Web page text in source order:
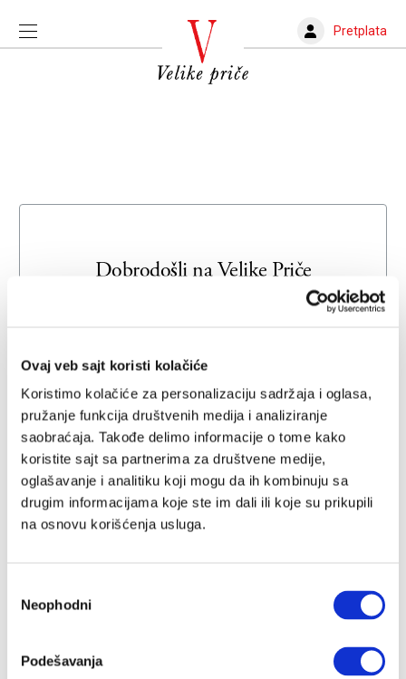
Ovaj veb sajt koristi kolačiće
Koristimo kolačiće za personalizaciju sadržaja i oglasa,
pružanje funkcija društvenih medija i analiziranje
saobraćaja. Takođe delimo informacije o tome kako
koristite sajt sa partnerima za društvene medije,
oglašavanje i analitiku koji mogu da ih kombinuju sa
drugim informacijama koje ste im dali ili koje su prikupili
na osnovu korišćenja usluga.
сагласности
Neophodni
Podešavanja
Pretplata
Dobrodošli naVelike Priče
Unesite svoju adresu e-pošte da biste se prijavili ili kreirali
Email adresa
Lozinka